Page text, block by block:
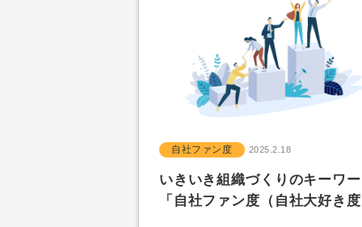
自社ファン度 2025.2.18
いきいき組織づくりのキーワ
「自社ファン度（自社大好き